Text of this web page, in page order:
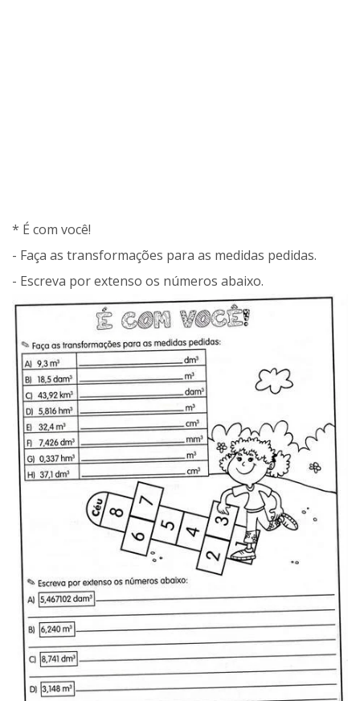
* É com você!
- Faça as transformações para as medidas pedidas.
- Escreva por extenso os números abaixo.